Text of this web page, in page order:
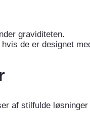
graviditeten.
de er designet
af stilfulde